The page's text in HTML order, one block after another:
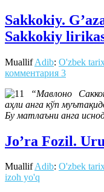
Sakkokiy.
Sakkokiy
MuallifAdib: O'zbek
комментария 3
“Мавлоно
аҳли анга кўп
Бу матлаъни анга
Jo’ra Fozil.
MuallifAdib: O'zbek
izoh yo'q